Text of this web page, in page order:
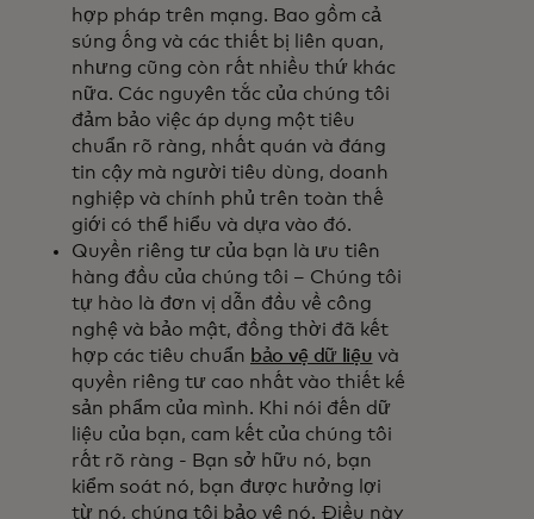
hợp pháp trên mạng. Bao gồm cả
súng ống và các thiết bị liên quan,
nhưng cũng còn rất nhiều thứ khác
nữa. Các nguyên tắc của chúng tôi
đảm bảo việc áp dụng một tiêu
chuẩn rõ ràng, nhất quán và đáng
tin cậy mà người tiêu dùng, doanh
nghiệp và chính phủ trên toàn thế
giới có thể hiểu và dựa vào đó.
Quyền riêng tư của bạn là ưu tiên
hàng đầu của chúng tôi – Chúng tôi
tự hào là đơn vị dẫn đầu về công
nghệ và bảo mật, đồng thời đã kết
hợp các tiêu chuẩn bảo vệ dữ liệu và
quyền riêng tư cao nhất vào thiết kế
sản phẩm của mình. Khi nói đến dữ
liệu của bạn, cam kết của chúng tôi
rất rõ ràng - Bạn sở hữu nó, bạn
kiểm soát nó, bạn được hưởng lợi
từ nó, chúng tôi bảo vệ nó. Điều này